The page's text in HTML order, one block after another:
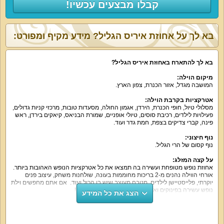
קבלו מבצעים עכשיו!
בא לך על אחוזת איריס הגליל? מידע מקיף ומפורט:
בא לך להתארח באחוזת איריס הגליל?
מיקום הוילה:
המושבה מגדל, אזור הכנרת, צפון הארץ.
אטרקציות בקרבת הוילה:
מסלולי טיול, חופי הכנרת, הירדן, אגמון החולה, מסעדות טובות, מרכזי קניות גדולים,
פעילויות לילדים, רכיבת סוסים, טיולי אופניים, שמורת הבניאס, קיאקים בירדן, ראש
פינה, קברי צדיקים בצפת, חמת גדר ועוד.
נוף חיצוני:
נוף קסום של הרי הגליל.
על קצה המזלג:
אחוזת נופש מטופחת ועשירה בה תמצאו את כל אטרקציות הנופש האהובות ביותר.
אורחי הווילה נהנים מ-2 בריכות מחוממות בעונה, שולחנות משחק, עיצוב פנים
יוקרתי, פלייסטיישן לילדים, מטבח מעוצב שיש בו הכול ועוד. אם אתם מחפשים וילת
נופש עשירה בפינוקים ואטרקציות – הגעתם למקום הנכון!
הצג את כל המידע